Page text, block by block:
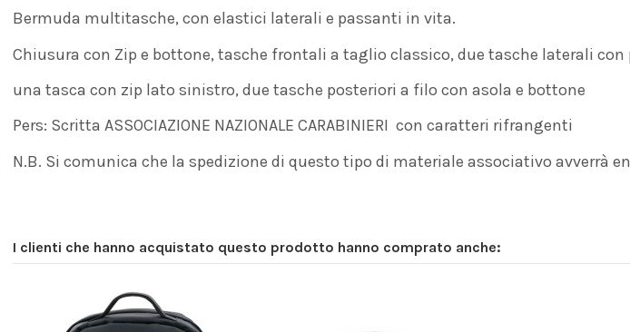
Bermuda multitasche, con elastici laterali e passanti in vita.
Chiusura con Zip e bottone, tasche frontali a taglio classico, due tasche laterali
una tasca con zip lato sinistro, due tasche posteriori a filo con asola e bottone
Pers: Scritta ASSOCIAZIONE NAZIONALE CARABINIERI con caratteri rifrangenti
N.B. Si comunica che la spedizione di questo tipo di materiale associativo avverrà
I clienti che hanno acquistato questo prodotto hanno comprato anche: